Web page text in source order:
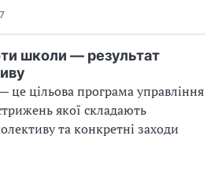
школи — результат
цільова програма управління
якої складають
та конкретні заходи